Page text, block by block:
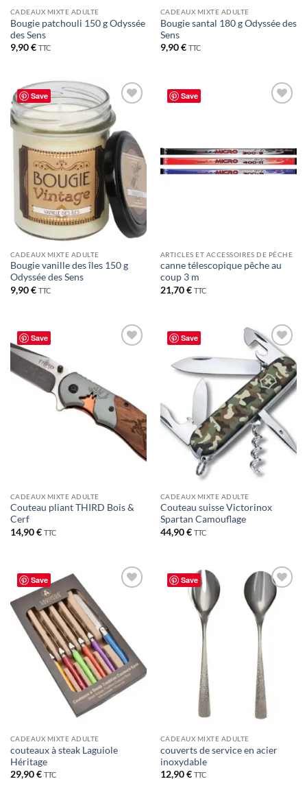
CADEAUX MIXTE ADULTE
Bougie patchouli 150 g Odyssée
des Sens
9,90€ TTC
CADEAUX MIXTE ADULTE
Bougie santal 180 g Odyssée des
Sens
9,90€ TTC
Save
CADEAUX MIXTE ADULTE
Bougie vanille des îles 150 g
Odyssée des Sens
9,90€ TTC
Save
ARTICLES ET ACCESSOIRES DE PÊCHE
canne télescopique pêche au
coup 3 m
21,70€ TTC
Save
CADEAUX MIXTE ADULTE
Couteau pliant THIRD Bois &
Cerf
14,90€ TTC
Save
CADEAUX MIXTE ADULTE
Couteau suisse Victorinox
Spartan Camouflage
44,90€ TTC
Save
CADEAUX MIXTE ADULTE
couteaux à steak Laguiole
Héritage
29,90€ TTC
Save
CADEAUX MIXTE ADULTE
couverts de service en acier
inoxydable
12,90€ TTC